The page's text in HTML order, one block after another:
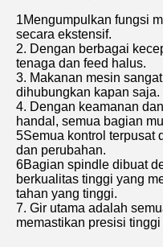
1Mengumpulkan fungsi
secara ekstensif.
2. Dengan berbagai
tenaga dan feed halus.
3. Makanan mesin
dihubungkan kapan saja.
4. Dengan keamanan
handal, semua bagian
5Semua kontrol terpusat
dan perubahan.
6Bagian spindle dibuat
berkualitas tinggi yang
tahan yang tinggi.
7. Gir utama adalah
memastikan presisi